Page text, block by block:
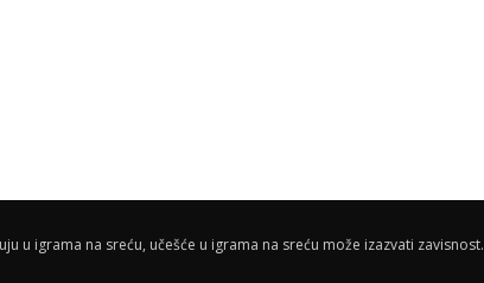
u igrama na sreću, učešće u igrama na sreću može izazvati zavisnost.